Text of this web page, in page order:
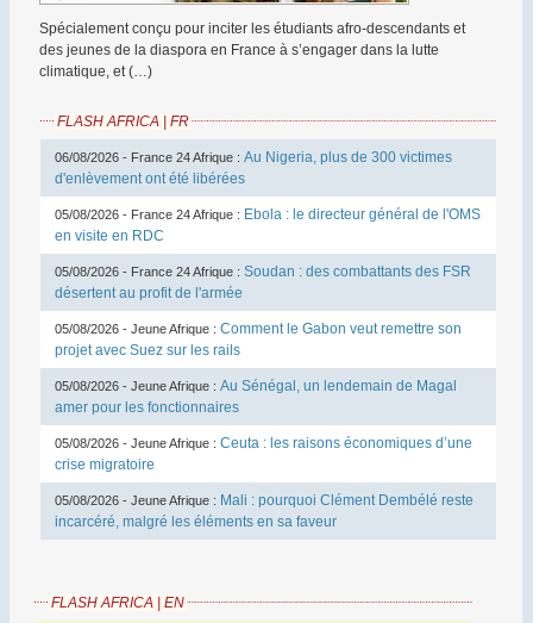
Spécialement conçu pour inciter les étudiants afro-descendants et
des jeunes de la diaspora en France à s’engager dans la lutte
climatique, et (…)
FLASH AFRICA | FR
06/08/2026 - France 24 Afrique : Au Nigeria, plus de 300 victimes
d'enlèvement ont été libérées
05/08/2026 - France 24 Afrique : Ebola : le directeur général de l'OMS
en visite en RDC
05/08/2026 - France 24 Afrique : Soudan : des combattants des FSR
désertent au profit de l'armée
05/08/2026 - Jeune Afrique : Comment le Gabon veut remettre son
projet avec Suez sur les rails
05/08/2026 - Jeune Afrique : Au Sénégal, un lendemain de Magal
amer pour les fonctionnaires
05/08/2026 - Jeune Afrique : Ceuta : les raisons économiques d’une
crise migratoire
05/08/2026 - Jeune Afrique : Mali : pourquoi Clément Dembélé reste
incarcéré, malgré les éléments en sa faveur
FLASH AFRICA | EN